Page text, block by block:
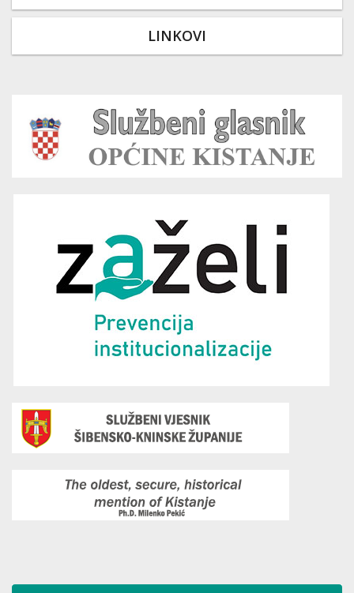
LINKOVI